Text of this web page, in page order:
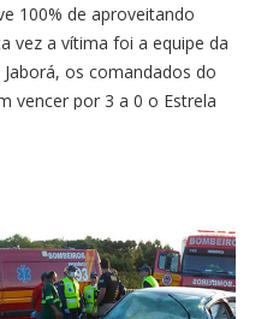
100% de aproveitando
vez a vítima foi a equipe da
Jaborá, os comandados do
vencer por 3 a 0 o Estrela